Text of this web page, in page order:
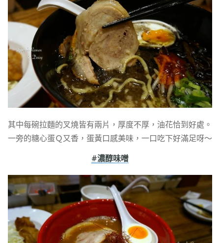
其中每碗拉麵的叉燒皆有兩片，厚度不厚，油花恰到好處。
一旁的糖心蛋Ｑ又香，蛋黃口感美味，一口吃下好滿足呀～
#濃醇味噌